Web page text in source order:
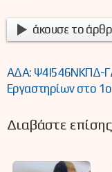
άκουσε το
ΑΔΑ: Ψ4Ι546ΝΚΠΔ-
Εργαστηρίων στο
Διαβάστε